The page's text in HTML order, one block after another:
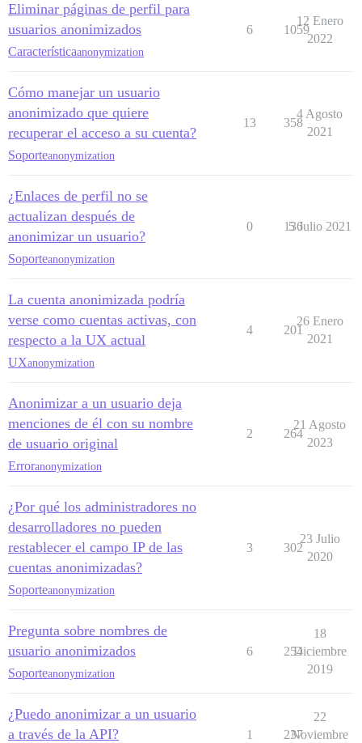
Eliminar páginas de perfil para
usuarios anonimizados
Característicaanonymization
6 1059
12 Enero
2022
Cómo manejar un usuario
anonimizado que quiere
recuperar el acceso a su cuenta?
Soporteanonymization
13 358
4 Agosto
2021
¿Enlaces de perfil no se
actualizan después de
anonimizar un usuario?
Soporteanonymization
0 136
5 Julio 2021
La cuenta anonimizada podría
verse como cuentas activas, con
respecto a la UX actual
UXanonymization
4 201
26 Enero
2021
Anonimizar a un usuario deja
menciones de él con su nombre
de usuario original
Erroranonymization
2 264
21 Agosto
2023
¿Por qué los administradores no
desarrolladores no pueden
restablecer el campo IP de las
cuentas anonimizadas?
Soporteanonymization
3 302
23 Julio
2020
Pregunta sobre nombres de
usuario anonimizados
Soporteanonymization
6 254
18
Diciembre
2019
¿Puedo anonimizar a un usuario
a través de la API?
1 237
22
Noviembre